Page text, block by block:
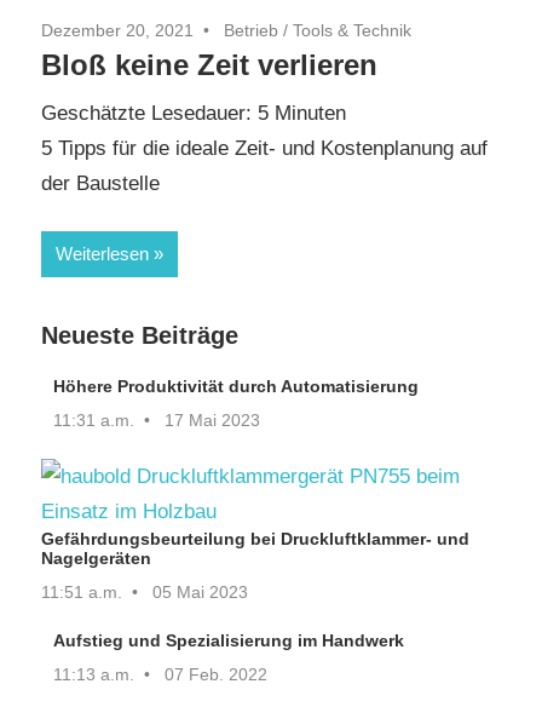
Dezember 20, 2021 Betrieb / Tools & Technik
Bloß keine Zeit verlieren
Geschätzte Lesedauer: 5 Minuten
5 Tipps für die ideale Zeit- und Kostenplanung auf
der Baustelle
Weiterlesen
Neueste Beiträge
Höhere Produktivität durch Automatisierung
11:31 a.m.
17 Mai 2023
Gefährdungsbeurteilung bei Druckluftklammer- und
Nagelgeräten
11:51 a.m.
05 Mai 2023
Aufstieg und Spezialisierung im Handwerk
11:13 a.m.
07 Feb. 2022